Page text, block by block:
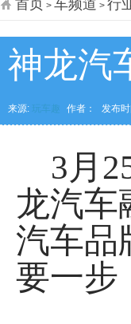
首页 > 车频道 > 行
神龙汽
来源: 玩车趣 作者： 发布
3月
龙汽车
汽车品
要一步